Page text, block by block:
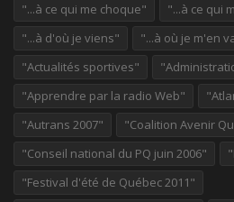
"...à ce qui me choque"
"...à ce qui
"...à d'où je viens"
"...à où je m'en
"Actualités sportives"
"Apprendre par la radio Web"
"Autrans 2007"
"Coalition Avenir
"Conseil national du PQ juin 2006"
"Festival d'été de Québec 2011"